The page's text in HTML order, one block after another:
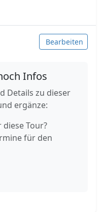
Bearbeiten
Infos
Details zu dieser
ergänze:
Tour?
für den